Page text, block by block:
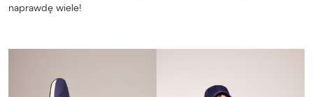
naprawdę wiele!